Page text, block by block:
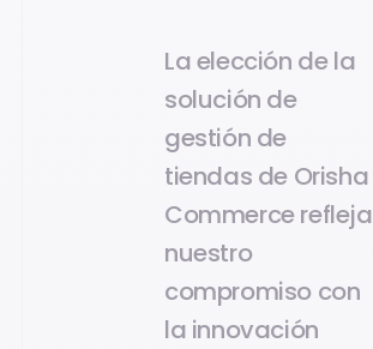
La elección de la
solución de
gestión de
tiendas de Orisha
Commerce refleja
nuestro
compromiso con
la innovación